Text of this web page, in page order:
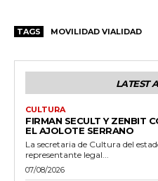
TAGS MOVILIDAD VIALIDAD
LATEST
CULTURA
FIRMAN SECULT Y ZENBIT
EL AJOLOTE SERRANO
La secretaria de Cultura del
representante legal...
07/08/2026